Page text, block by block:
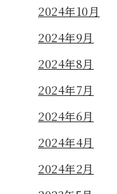
2024年10月
2024年9月
2024年8月
2024年7月
2024年6月
2024年4月
2024年2月